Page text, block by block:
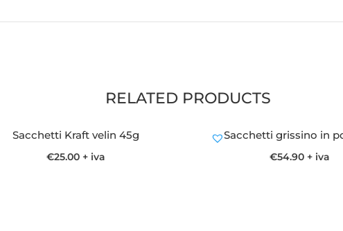
RELATED PRODUCTS
Sacchetti Kraft velin 45g
€25.00 + iva
Sacchetti grissino in
€54.90 + iva